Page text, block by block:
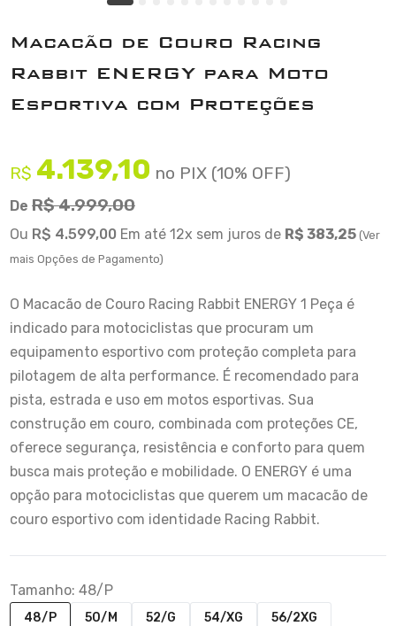
Macacão de Couro Racing
Rabbit ENERGY para Moto
Esportiva com Proteções
R$ 4.139,10 no PIX (10% OFF)
De R$ 4.999,00
Ou R$ 4.599,00 Em até 12x sem juros de R$ 383,25 (Ver
mais Opções de Pagamento)
O Macacão de Couro Racing Rabbit ENERGY 1 Peça é
indicado para motociclistas que procuram um
equipamento esportivo com proteção completa para
pilotagem de alta performance. É recomendado para
pista, estrada e uso em motos esportivas. Sua
construção em couro, combinada com proteções CE,
oferece segurança, resistência e conforto para quem
busca mais proteção e mobilidade. O ENERGY é uma
opção para motociclistas que querem um macacão de
couro esportivo com identidade Racing Rabbit.
Tamanho: 48/P
48/P 50/M 52/G 54/XG 56/2XG